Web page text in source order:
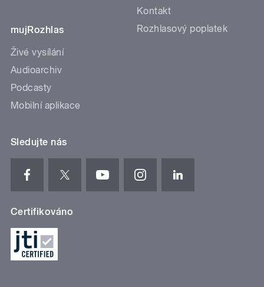
mujRozhlas
Živé vysílání
Audioarchiv
Podcasty
Mobilní aplikace
Kontakt
Rozhlasový poplatek
Sledujte nás
Certifikováno